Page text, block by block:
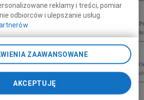
że dnia 6 września 2021 r. zmarł w wieku 85 lat
akademicki świetny wykładowca wychowawca
i żalem żegnamy Prof. zw. dr inż. Andrzeja Bukowskiego
szanowany wychowawca wielu pokoleń
reklamy i treści, pomiar
odbiorców i ulepszanie usług.
ZAAWANSOWANE
AKCEPTUJĘ